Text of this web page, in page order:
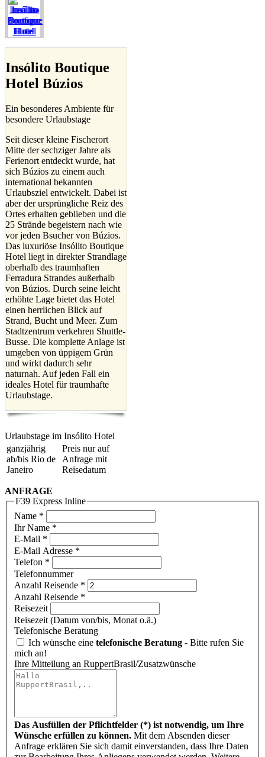
Insólito Boutique
Hotel Búzios
Ein besonderes Ambiente für
besondere Urlaubstage
Seit dieser kleine Fischerort
Mitte der sechziger Jahre als
Ferienort entdeckt wurde, hat
sich Búzios zu einem auch
international bekannten
Urlaubsziel entwickelt. Dabei ist
aber der ursprüngliche Reiz des
Ortes erhalten geblieben und die
25 Strände begeistern nach wie
vor jeden Bsucher von Búzios.
Das luxuriöse Insólito Boutique
Hotel liegt in direkter Strandlage
oberhalb des traumhaften
Ferradura Strandes außerhalb
von Búzios. Durch seine leicht
erhöhte Lage bietet das Hotel
einen herrlichen Blick auf
Strand, Bucht und Meer. Zum
Stadtzentrum verkehren Shuttle-
Busse. Die komplette Anlage ist
umgeben von üppigem Grün
und wirkt dadurch sehr
naturnah. Auf jeden Fall ein
ideales Hotel für traumhafte
Urlaubstage.
Urlaubstage im Insólito Hotel
ganzjährig
ab/bis Rio de
Janeiro
Preis nur auf
Anfrage mit
Reisedatum
ANFRAGE
F39 Express Inline
Name *
Ihr Name *
E-Mail *
E-Mail Adresse *
Telefon *
Telefonnummer
Anzahl Reisende *
Anzahl Reisende *
Reisezeit
Reisezeit (Datum von/bis, Monat o.ä.)
Telefonische Beratung
Ich wünsche eine telefonische Beratung - Bitte rufen Sie
mich an!
Ihre Mitteilung an RuppertBrasil/Zusatzwünsche
Das Ausfüllen der Pflichtfelder (*) ist notwendig, um Ihre
Wünsche erfüllen zu können. Mit dem Absenden dieser
Anfrage erklären Sie sich damit einverstanden, dass Ihre Daten